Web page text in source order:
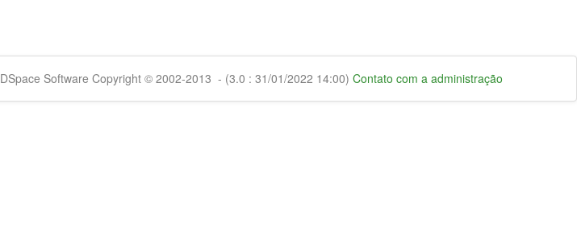
DSpace Software Copyright © 2002-2013 - (3.0 : 31/01/2022 14:00) Contato com a administração